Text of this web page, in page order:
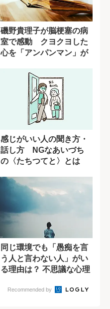
磯野貴理子が脳梗塞の病
室で感動 クヨクヨした
心を「アンパンマン」が
感じがいい人の聞き方・
話し方 NGなあいづち
の〈たちつてと〉とは
同じ環境でも「愚痴を言
う人と言わない人」がい
る理由は？ 不思議な心理
Recommended by